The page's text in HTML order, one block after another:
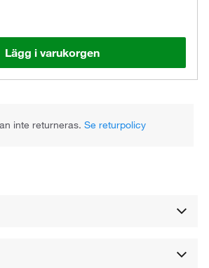
Lägg i varukorgen
inte returneras.Se returpolicy